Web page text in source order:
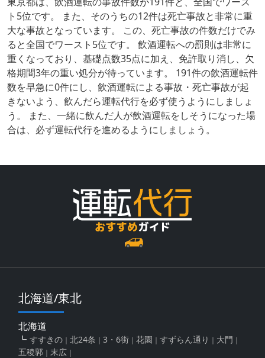
ト5位です。 また、そのうちの12件は死亡事故と非常に重
大な事故となっています。 この、死亡事故の件数だけでみ
ると全国でワースト5位です。 飲酒運転への罰則は非常に
重くなっており、基礎点数35点に加え、免許取り消し、欠
格期間3年の重い処分が待っています。 191件の飲酒運転件
数を早急に0件にし、飲酒運転による事故・死亡事故が起
きないよう、飲んだら運転代行を必ず使うようにしましょ
う。 また、一緒に飲んだ人が飲酒運転をしそうになった場
合は、必ず運転代行を進めるようにしましょう。
北海道/東北
北海道
すすきの 北24条 3・6街 花園 すずらん通り
大門
五稜郭
末広